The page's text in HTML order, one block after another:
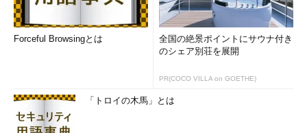
Forceful Browsingとは
全国の絶景ポイントにサウナ付き
のシェア別荘を展開
PR(COCO VILLA on GOETHE)
「トロイの木馬」とは